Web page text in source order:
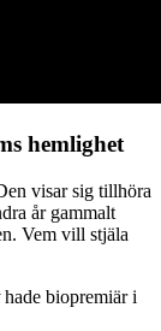
hemlighet
visar sig tillhöra
år gammalt
Vem vill stjäla
hade biopremiär i